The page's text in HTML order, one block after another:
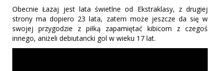
Obecnie Łazaj jest lata świetlne od Ekstraklasy, z drugiej
strony ma dopiero 23 lata, zatem może jeszcze da się w
swojej przygodzie z piłką zapamiętać kibicom z czegoś
innego, aniżeli debiutancki gol w wieku 17 lat.